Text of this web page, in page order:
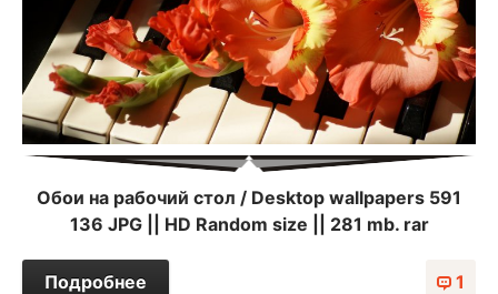
Обои на рабочий стол / Desktop wallpapers 591
136 JPG || HD Random size || 281 mb. rar
1
Подробнее